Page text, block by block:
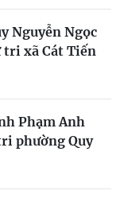
Nguyễn Ngọc
tri xã Cát Tiến
Phạm Anh
phường Quy